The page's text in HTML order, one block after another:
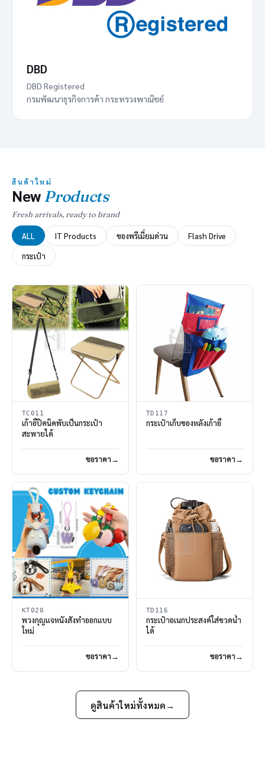
DBD
DBD Registered
กรมพัฒนาธุรกิจการค้า กระทรวงพาณิชย์
สินค้าใหม่
NewProducts
Fresh arrivals, ready to brand
ALL IT Products ของพรีเมี่ยมด่วน
Flash Drive
กระเป๋า
TC011
เก้าอี้ปิคนิคพับเป็นกระเป๋า
สะพายได้
ขอราคา
TD117
กระเป๋าเก็บของหลังเก้าอี้
ขอราคา
KT020
พวงกุญแจหนังสั่งทำออกแบบ
ใหม่
ขอราคา
TD116
กระเป๋าอเนกประสงค์ใส่ขวดน้ำ
ได้
ขอราคา
ดูสินค้าใหม่ทั้งหมด →